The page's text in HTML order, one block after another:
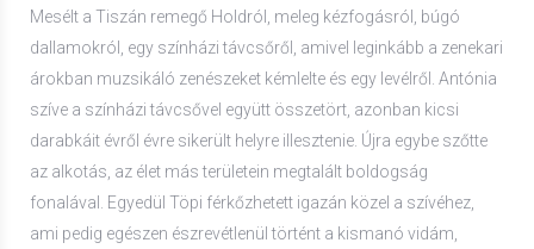
Mesélt a Tiszán remegő Holdról, meleg kézfogásról, búgó
dallamokról, egy színházi távcsőről, amivel leginkább a zenekari
árokban muzsikáló zenészeket kémlelte és egy levélről. Antónia
szíve a színházi távcsővel együtt összetört, azonban kicsi
darabkáit évről évre sikerült helyre illesztenie. Újra egybe szőtte
az alkotás, az élet más területein megtalált boldogság
fonalával. Egyedül Töpi férkőzhetett igazán közel a szívéhez,
ami pedig egészen észrevétlenül történt a kismanó vidám,